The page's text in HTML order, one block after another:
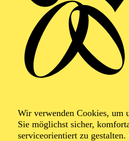
Wir verwenden Cookies, um
Sie möglichst sicher,
serviceorientiert zu
NOW!